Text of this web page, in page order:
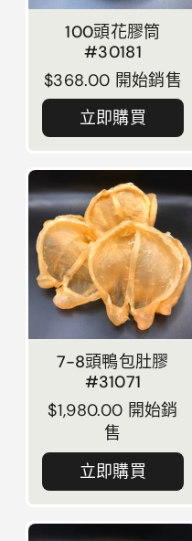
100頭花膠筒
#30181
正常價格
$368.00 開始銷售
立即購買
7-8頭鴨包肚膠
#31071
正常價格
$1,980.00 開始銷
售
立即購買